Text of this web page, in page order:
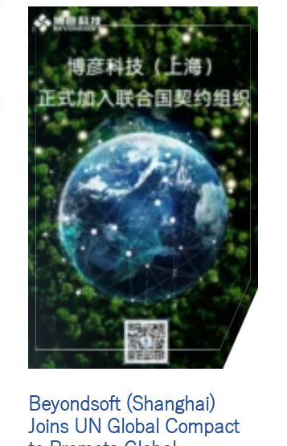
Beyondsoft (Shanghai)
Joins UN Global Compact